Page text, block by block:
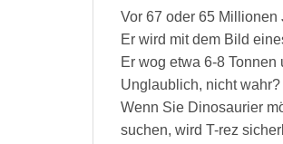
Vor 67 oder 65 Millionen
Er wird mit dem Bild
Er wog etwa 6-8
Unglaublich, nicht wahr?
Wenn Sie Dinosaurier
suchen, wird T-rez